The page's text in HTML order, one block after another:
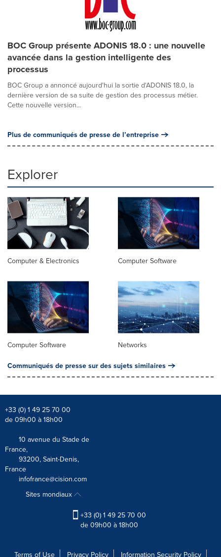
BOC Group présente ADONIS 18.0 : une nouvelle
avancée dans la gestion intelligente des
processus
BOC Group a annoncé aujourd'hui la sortie d'ADONIS 18.0, la
dernière version de sa suite de gestion des processus métier.
Cette nouvelle version...
Plus de communiqués de presse de l’entreprise
Explorer
Computer & Electronics Computer Software
Computer Software Networks
Communiqués de presse sur des sujets similaires
+33 (0) 1 49 25 70 00
de 09h00 à 18h00
10 avenue du Stade de
France,
93200, Saint-Denis,
France
infofrance@cision.com
Sites mondiaux
+33 (0) 1 49 25 70 00
de 09h00 à 18h00
Terms of Use Privacy Policy Information Security Policy